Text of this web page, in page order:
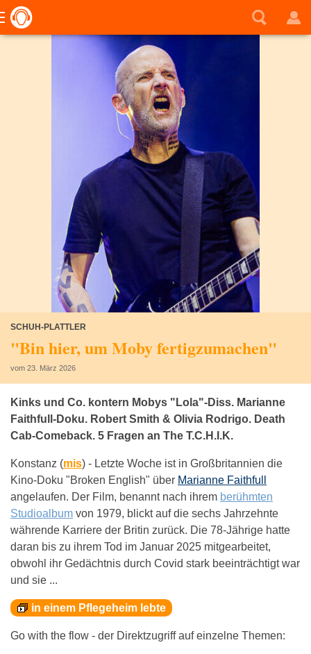
SCHUH-PLATTLER
"Bin hier, um Moby fertigzumachen"
vom 23. März 2026
Kinks und Co. kontern Mobys "Lola"-Diss. Marianne
Faithfull-Doku. Robert Smith & Olivia Rodrigo. Death
Cab-Comeback. 5 Fragen an The T.C.H.I.K.
Konstanz (mis) - Letzte Woche ist in Großbritannien die
Kino-Doku "Broken English" über Marianne Faithfull
angelaufen. Der Film, benannt nach ihrem berühmten
Studioalbum von 1979, blickt auf die sechs Jahrzehnte
währende Karriere der Britin zurück. Die 78-Jährige hatte
daran bis zu ihrem Tod im Januar 2025 mitgearbeitet,
obwohl ihr Gedächtnis durch Covid stark beeinträchtigt war
und sie ...
in einem Pflegeheim lebte
Go with the flow - der Direktzugriff auf einzelne Themen: